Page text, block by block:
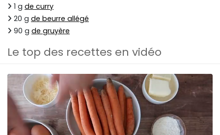
1 g de curry
20 g de beurre allégé
90 g de gruyère
Le top des recettes en vidéo